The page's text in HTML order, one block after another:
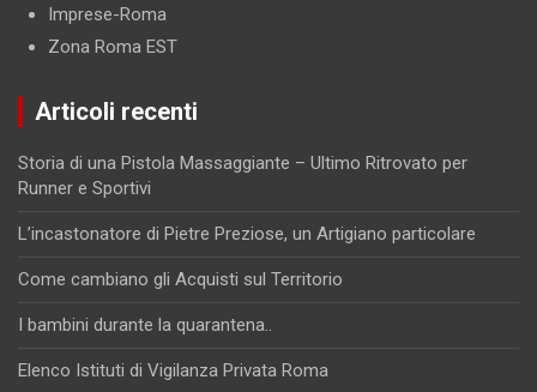
Imprese-Roma
Zona Roma EST
Articoli recenti
Storia di una Pistola Massaggiante – Ultimo Ritrovato per
Runner e Sportivi
L’incastonatore di Pietre Preziose, un Artigiano particolare
Come cambiano gli Acquisti sul Territorio
I bambini durante la quarantena..
Elenco Istituti di Vigilanza Privata Roma